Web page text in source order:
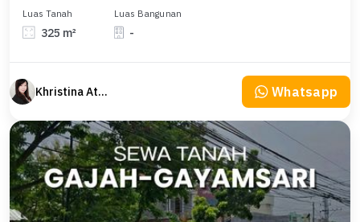
Luas Tanah
325 m²
Luas Bangunan
-
Khristina Atmodjo Whatsapp